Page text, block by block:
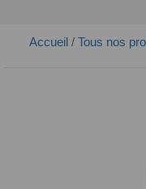
Accueil / Tous nos